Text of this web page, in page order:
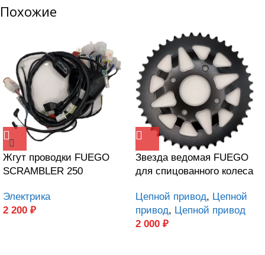
Похожие
Жгут проводки FUEGO
SCRAMBLER 250
Электрика
2 200 ₽
Звезда ведомая FUEGO
для спицованного колеса
Цепной привод, Цепной
привод, Цепной привод
2 000 ₽